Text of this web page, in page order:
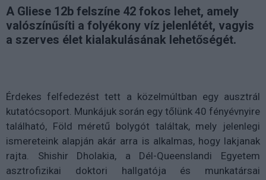
A Gliese 12b felszíne 42 fokos lehet, amely
valószínűsíti a folyékony víz jelenlétét, vagyis
a szerves élet kialakulásának lehetőségét.
Érdekes felfedezést tett a közelmúltban egy ausztrál
kutatócsoport. Munkájuk során egy tőlünk 40 fényévnyire
található, Föld méretű bolygót találtak, mely jelenlegi
ismereteink alapján akár arra is alkalmas, hogy lakjanak
rajta. Shishir Dholakia, a Dél-Queenslandi Egyetem
asztrofizikai doktori hallgatója és munkatársai